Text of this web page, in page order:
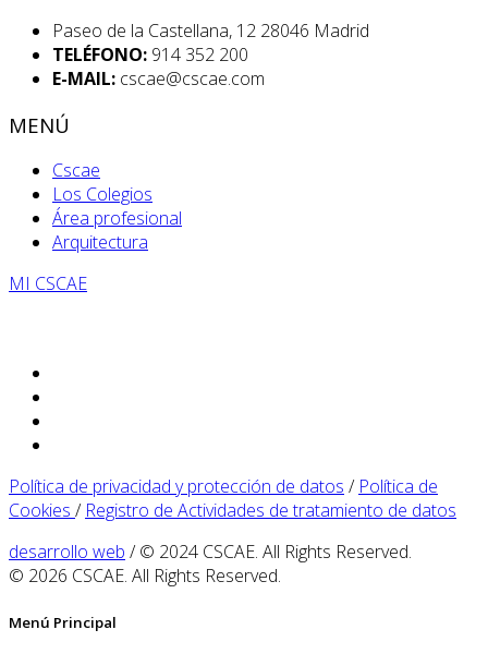
Paseo de la Castellana, 12 28046 Madrid
TELÉFONO: 914 352 200
E-MAIL: cscae@cscae.com
MENÚ
Cscae
Los Colegios
Área profesional
Arquitectura
MI CSCAE
Política de privacidad y protección de datos / Política de
Cookies / Registro de Actividades de tratamiento de datos
desarrollo web / © 2024 CSCAE. All Rights Reserved.
© 2026 CSCAE. All Rights Reserved.
Menú Principal